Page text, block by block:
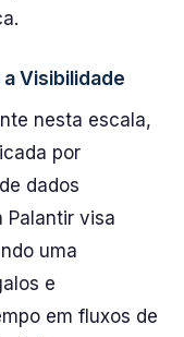
Visibilidade
nesta escala,
por
dados
Palantir visa
uma
e
em fluxos de